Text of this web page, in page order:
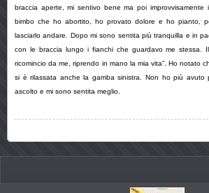
braccia aperte, mi sentivo bene ma poi
bimbo che ho abortito, ho provato dolore e ho pianto,
lasciarlo andare. Dopo mi sono sentita più tranquilla e in
con le braccia lungo i fianchi che guardavo me stessa.
ricomincio da me, riprendo in mano la mia vita”. Ho notato
si è rilassata anche la gamba sinistra. Non ho più avuto
ascolto e mi sono sentita meglio.